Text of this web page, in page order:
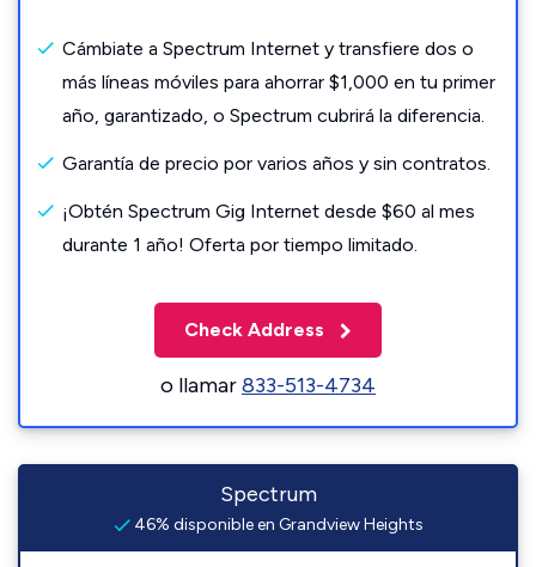
Cámbiate a Spectrum Internet y transfiere dos o
más líneas móviles para ahorrar $1,000 en tu primer
año, garantizado, o Spectrum cubrirá la diferencia.
Garantía de precio por varios años y sin contratos.
¡Obtén Spectrum Gig Internet desde $60 al mes
durante 1 año! Oferta por tiempo limitado.
Check Address
o llamar833-513-4734
Spectrum
46% disponible en Grandview Heights